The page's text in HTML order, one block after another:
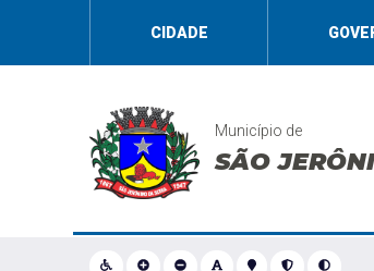
CIDADE
Município de
SÃO